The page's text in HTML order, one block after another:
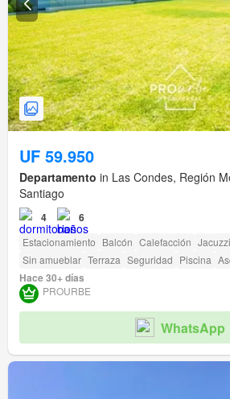
UF 59.950
Departamento in Las Condes, Región
Santiago
4 6
Estacionamiento Balcón Calefacción Jacuzzi
Sin amueblar Terraza Seguridad Piscina
Hace 30+ días
PROURBE
WhatsApp